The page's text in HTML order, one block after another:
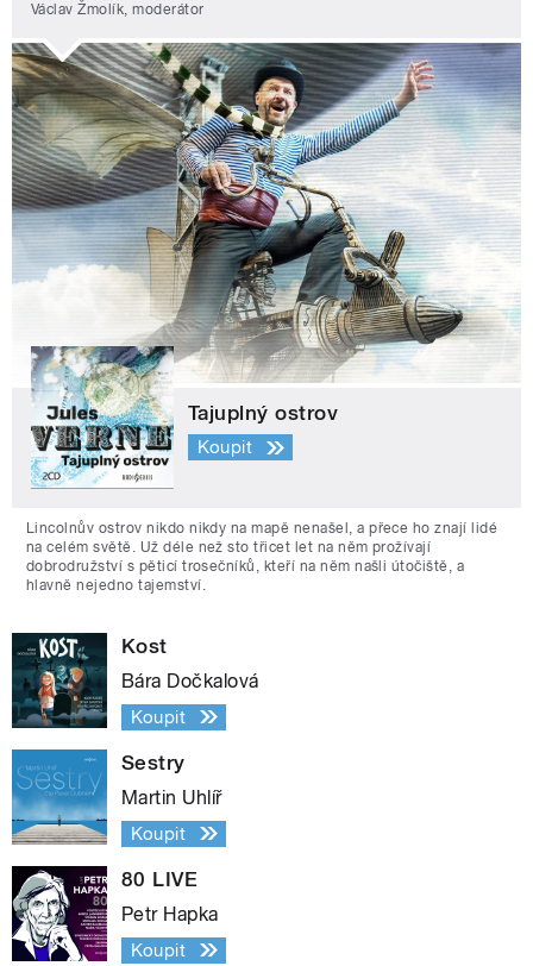
Václav Žmolík, moderátor
Tajuplný ostrov
Koupit
Lincolnův ostrov nikdo nikdy na mapě nenašel, a přece ho znají lidé
na celém světě. Už déle než sto třicet let na něm prožívají
dobrodružství s pěticí trosečníků, kteří na něm našli útočiště, a
hlavně nejedno tajemství.
Kost
Bára Dočkalová
Koupit
Sestry
Martin Uhlíř
Koupit
80 LIVE
Petr Hapka
Koupit